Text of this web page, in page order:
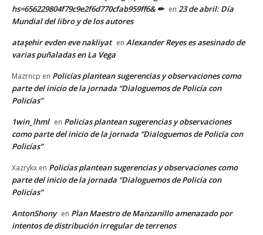
hs=656229804f79c9e2f6d770cfab959ff6& ✏ en 23 de abril: Día
Mundial del libro y de los autores
ataşehir evden eve nakliyat en Alexander Reyes es asesinado de
varias puñaladas en La Vega
Mazrncp en Policías plantean sugerencias y observaciones como
parte del inicio de la jornada “Dialoguemos de Policía con
Policías”
1win_lhml en Policías plantean sugerencias y observaciones
como parte del inicio de la jornada “Dialoguemos de Policía con
Policías”
Xazrykx en Policías plantean sugerencias y observaciones como
parte del inicio de la jornada “Dialoguemos de Policía con
Policías”
AntonShony en Plan Maestro de Manzanillo amenazado por
intentos de distribución irregular de terrenos